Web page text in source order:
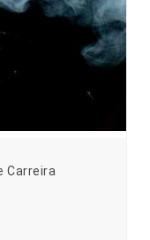
Carreira